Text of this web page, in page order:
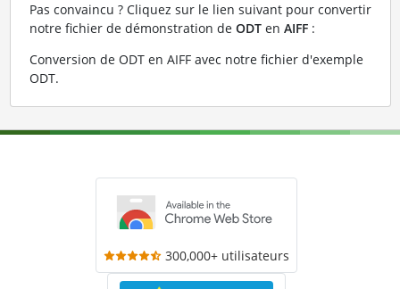
Pas convaincu ? Cliquez sur le lien suivant pour convertir
notre fichier de démonstration de ODTen AIFF:
Conversion de ODT en AIFF avec notre fichier d'exemple
ODT.
300,000+ utilisateurs